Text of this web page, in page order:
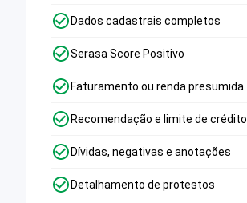
Dados cadastrais completos
Serasa Score Positivo
Faturamento ou renda presumida
Recomendação e limite de crédito
Dívidas, negativas e anotações
Detalhamento de protestos